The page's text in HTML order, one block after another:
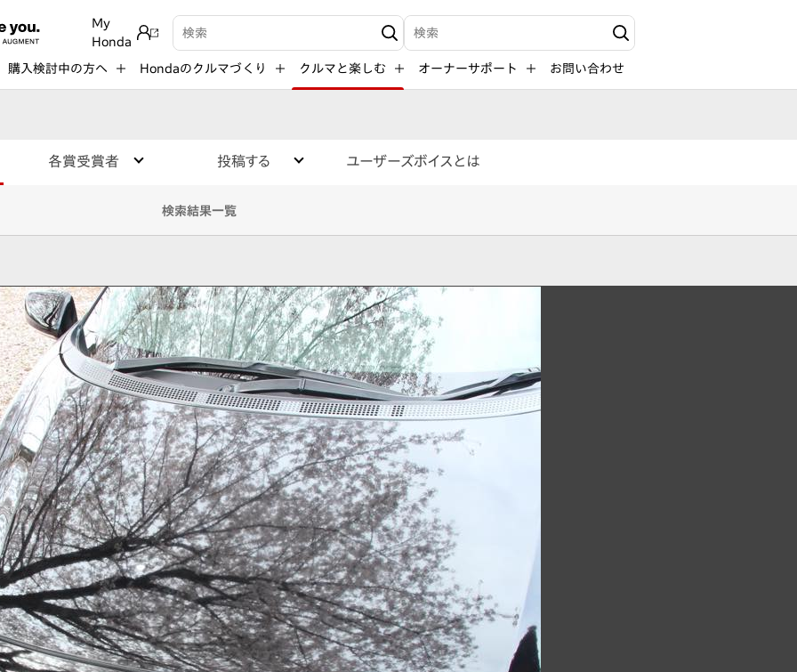
My
Honda
検索キーワード入力 検索キーワード入力
購入検討中の方へ Hondaのクルマづくり クルマと楽しむ オーナーサポート お問い合わせ
各賞受賞者 投稿する ユーザーズボイスとは
検索結果一覧